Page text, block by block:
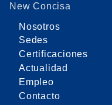
New Concisa
Nosotros
Sedes
Certificaciones
Actualidad
Empleo
Contacto